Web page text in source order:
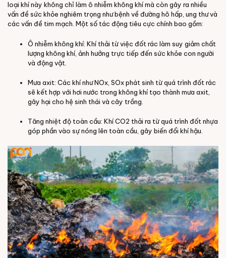
loại khí này không chỉ làm ô nhiễm không khí mà còn gây ra nhiều
vấn đề sức khỏe nghiêm trọng như bệnh về đường hô hấp, ung thư và
các vấn đề tim mạch. Một số tác động tiêu cực chính bao gồm:
Ô nhiễm không khí: Khí thải từ việc đốt rác làm suy giảm chất
lượng không khí, ảnh hưởng trực tiếp đến sức khỏe con người
và động vật.
Mưa axit: Các khí như NOx, SOx phát sinh từ quá trình đốt rác
sẽ kết hợp với hơi nước trong không khí tạo thành mưa axit,
gây hại cho hệ sinh thái và cây trồng.
Tăng nhiệt độ toàn cầu: Khí CO2 thải ra từ quá trình đốt nhựa
góp phần vào sự nóng lên toàn cầu, gây biến đổi khí hậu.